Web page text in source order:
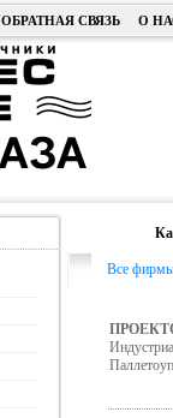
ОБРАТНАЯ СВЯЗЬ О
Все